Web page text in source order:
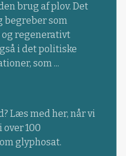
brug af plov. Det
begreber som
regenerativt
i det politiske
som ...
Læs med her, når vi
100
glyphosat.